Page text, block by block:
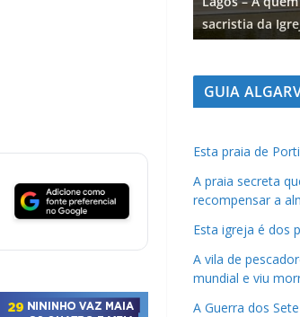
sacristia da
GUIA
Esta praia de
A praia secreta
recompensar a
Esta igreja é dos
A vila de
mundial e viu
A Guerra dos